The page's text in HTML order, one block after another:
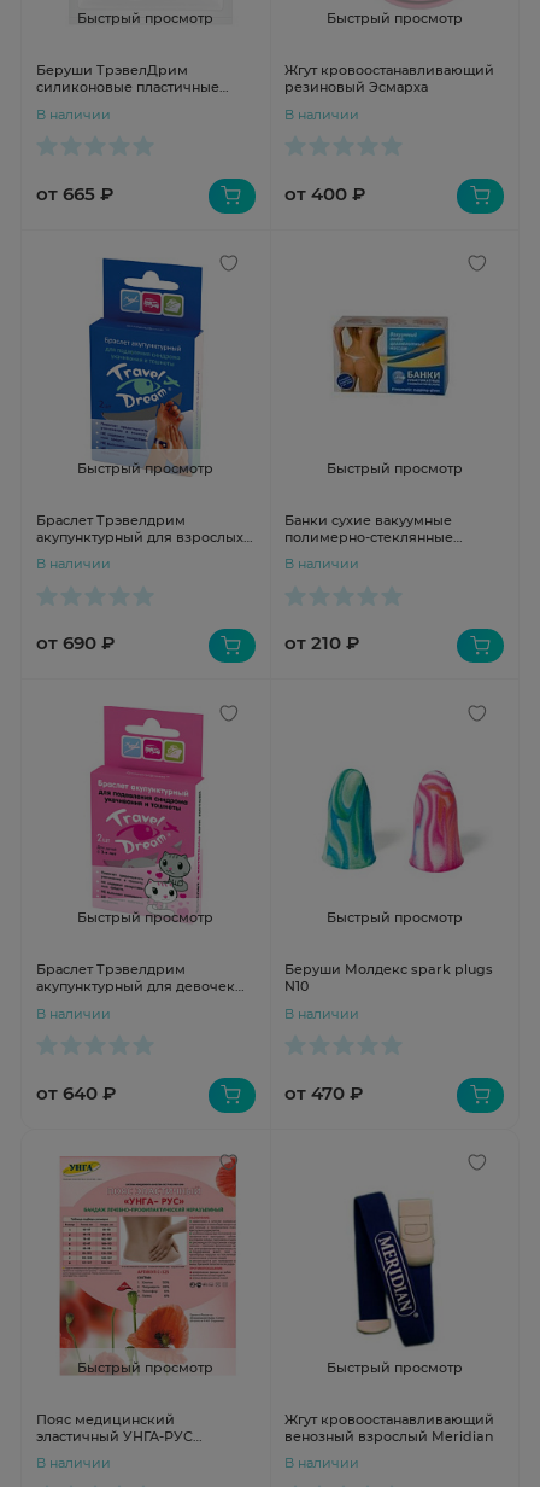
Быстрый просмотр
Беруши ТрэвелДрим
силиконовые пластичные
В наличии
от 665 ₽
Быстрый просмотр
Жгут кровоостанавливающий
резиновый Эсмарха
В наличии
от 400 ₽
Быстрый просмотр
Браслет Трэвелдрим
акупунктурный для взрослых
В наличии
от 690 ₽
Быстрый просмотр
Банки сухие вакуумные
полимерно-стеклянные
В наличии
от 210 ₽
Быстрый просмотр
Браслет Трэвелдрим
акупунктурный для девочек
В наличии
от 640 ₽
Быстрый просмотр
Беруши Молдекс spark plugs
N10
В наличии
от 470 ₽
Быстрый просмотр
Пояс медицинский
эластичный УНГА-РУС
В наличии
Быстрый просмотр
Жгут кровоостанавливающий
венозный взрослый Meridian
В наличии